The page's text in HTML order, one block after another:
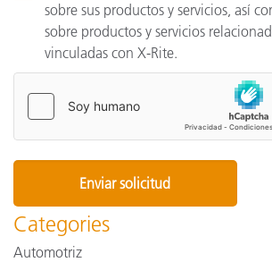
sobre sus productos y servicios, así
sobre productos y servicios
vinculadas con X-Rite.
Categories
Automotriz